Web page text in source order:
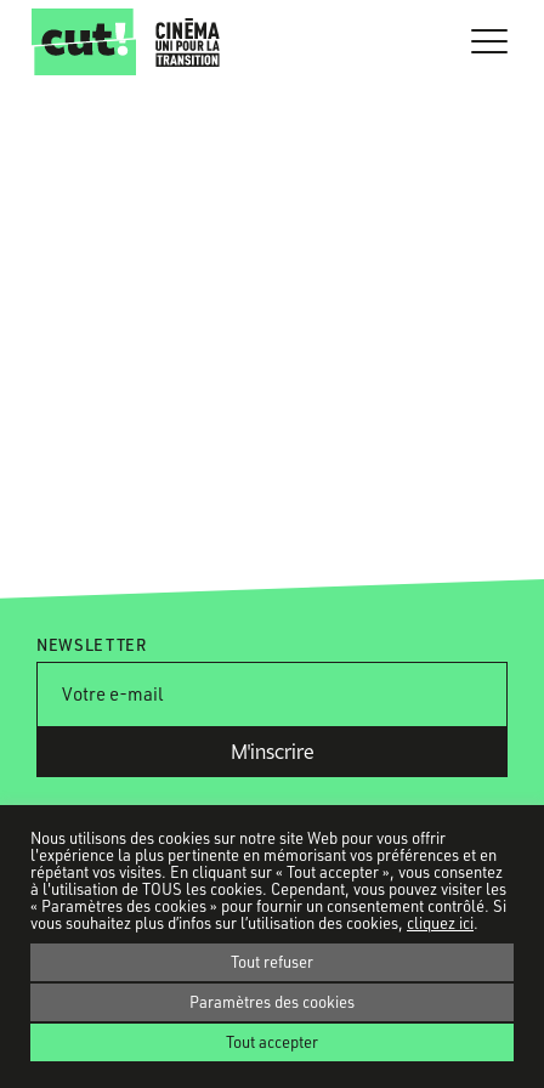
NEWSLETTER
Contact
Ils parlent de nous
Tous nos partenaires
Mentions légales
Politique de confidentialité
CUT! © 2026
Nous utilisons des cookies sur notre site Web pour vous offrir
l'expérience la plus pertinente en mémorisant vos préférences et en
répétant vos visites. En cliquant sur « Tout accepter », vous consentez
à l'utilisation de TOUS les cookies. Cependant, vous pouvez visiter les
« Paramètres des cookies » pour fournir un consentement contrôlé. Si
vous souhaitez plus d’infos sur l’utilisation des cookies, cliquez ici.
Tout refuser
Paramètres des cookies
Tout accepter